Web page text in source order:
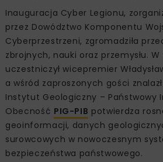
Inauguracja Cyber Legionu,
przez Dowództwo Komponentu
Cyberprzestrzeni, zgromadziła
zbrojnych, nauki oraz przemysłu.
uczestniczył wicepremier
a wśród zaproszonych gości
Instytut Geologiczny – Państwowy
Obecność PIG-PIB potwierdza
geoinformacji, danych
surowcowych w nowoczesnym
bezpieczeństwa państwowego.